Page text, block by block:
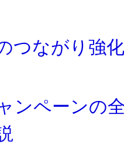
つながり強
ンペーンの